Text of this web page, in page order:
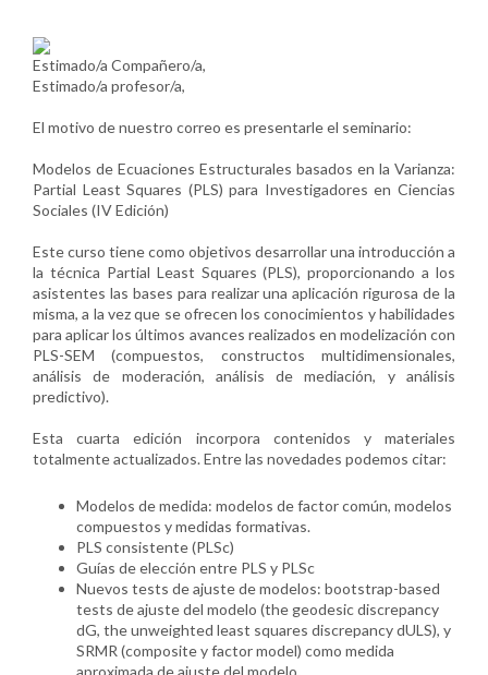
Estimado/a Compañero/a,
Estimado/a profesor/a,
El motivo de nuestro correo es presentarle el seminario:
Modelos de Ecuaciones Estructurales basados en la Varianza:
Partial Least Squares (PLS) para Investigadores en Ciencias
Sociales (IV Edición)
Este curso tiene como objetivos desarrollar una introducción a
la técnica Partial Least Squares (PLS), proporcionando a los
asistentes las bases para realizar una aplicación rigurosa de la
misma, a la vez que se ofrecen los conocimientos y habilidades
para aplicar los últimos avances realizados en modelización con
PLS-SEM (compuestos, constructos multidimensionales,
análisis de moderación, análisis de mediación, y análisis
predictivo).
Esta cuarta edición incorpora contenidos y materiales
totalmente actualizados. Entre las novedades podemos citar:
Modelos de medida: modelos de factor común, modelos
compuestos y medidas formativas.
PLS consistente (PLSc)
Guías de elección entre PLS y PLSc
Nuevos tests de ajuste de modelos: bootstrap-based
tests de ajuste del modelo (the geodesic discrepancy
dG, the unweighted least squares discrepancy dULS), y
SRMR (composite y factor model) como medida